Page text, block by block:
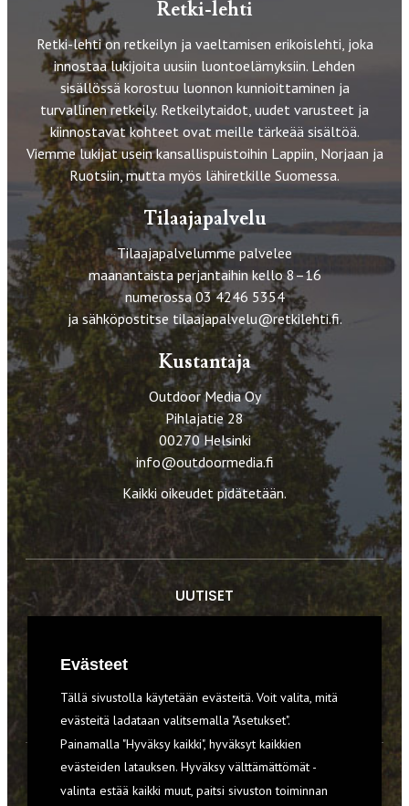
Retki-lehti
Retki-lehti on retkeilyn ja vaeltamisen erikoislehti, joka
innostaa lukijoita uusiin luontoelämyksiin. Lehden
sisällössä korostuu luonnon kunnioittaminen ja
turvallinen retkeily. Retkeilytaidot, uudet varusteet ja
kiinnostavat kohteet ovat meille tärkeää sisältöä.
Viemme lukijat usein kansallispuistoihin Lappiin, Norjaan ja
Ruotsiin, mutta myös lähiretkille Suomessa.
Tilaajapalvelu
Tilaajapalvelumme palvelee
maanantaista perjantaihin kello 8–16
numerossa 03 4246 5354
ja sähköpostitse tilaajapalvelu@retkilehti.fi.
Kustantaja
Outdoor Media Oy
Pihlajatie 28
00270 Helsinki
info@outdoormedia.fi
Kaikki oikeudet pidätetään.
UUTISET
VARUSTEET
TILAA RETKI-LEHTI
Evästeet
Tällä sivustolla käytetään evästeitä. Voit valita, mitä
evästeitä ladataan valitsemalla "Asetukset".
Painamalla "Hyväksy kaikki", hyväksyt kaikkien
evästeiden latauksen. Hyväksy välttämättömät -
valinta estää kaikki muut, paitsi sivuston toiminnan